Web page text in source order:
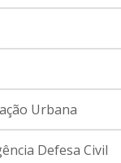
Urbana
Defesa Civil